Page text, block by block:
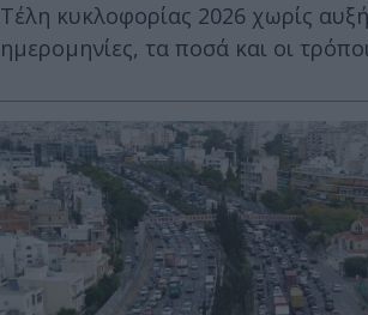
Τέλη κυκλοφορίας 2026 χωρίς
ημερομηνίες, τα ποσά και οι